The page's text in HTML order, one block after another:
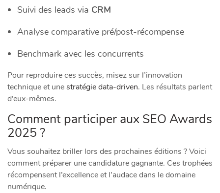
Suivi des leads via CRM
Analyse comparative pré/post-récompense
Benchmark avec les concurrents
Pour reproduire ces succès, misez sur l’innovation
technique et unestratégie data-driven. Les résultats parlent
d’eux-mêmes.
Comment participer aux SEO Awards
2025 ?
Vous souhaitez briller lors des prochaines éditions ? Voici
comment préparer une candidature gagnante. Ces trophées
récompensent l’excellence et l’audace dans le domaine
numérique.